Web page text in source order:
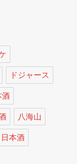
ドジャース
酒
八海山
日本酒